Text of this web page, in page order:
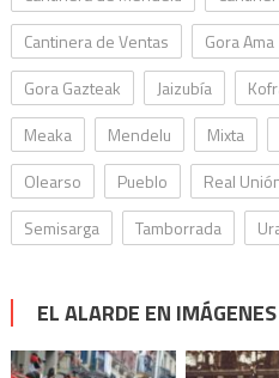
Cantinera de Ventas
Gora Ama
Gora Gazteak
Jaizubía
Meaka
Mendelu Mixta
Olearso
Pueblo Real
Semisarga
Tamborrada
EL ALARDE EN IMÁGENES